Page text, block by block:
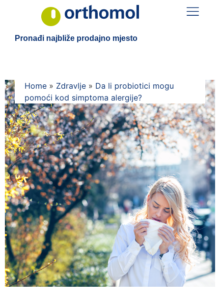
Pronađi najbliže prodajno mjesto
Home » Zdravlje » Da li probiotici mogu
pomoći kod simptoma alergije?